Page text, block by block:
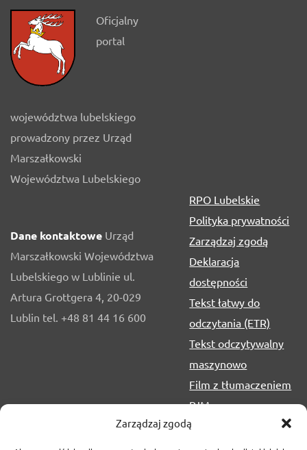
Zarządzaj zgodą
Oficjalny
portal
województwa lubelskiego
prowadzony przez Urząd
Marszałkowski
Województwa Lubelskiego
Dane kontaktowe Urząd
Marszałkowski Województwa
Lubelskiego w Lublinie ul.
Artura Grottgera 4, 20-029
Lublin tel. +48 81 44 16 600
RPO Lubelskie
Polityka prywatności
Zarządzaj zgodą
Deklaracja
dostępności
Tekst łatwy do
odczytania (ETR)
Tekst odczytywalny
maszynowo
Film z tłumaczeniem
PJM